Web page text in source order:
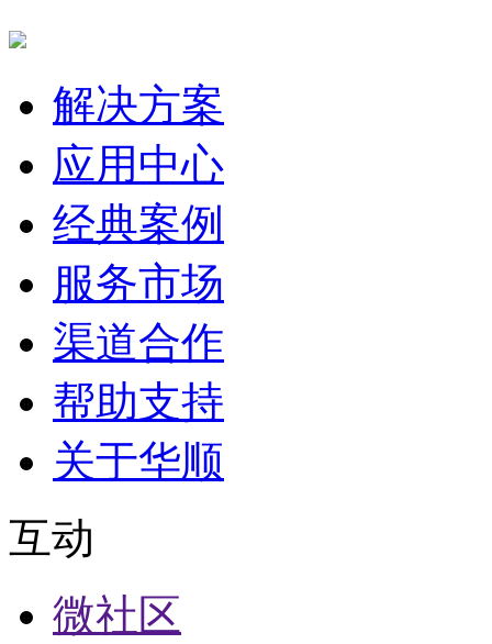
解决方案
应用中心
经典案例
服务市场
渠道合作
帮助支持
关于华顺
互动
微社区